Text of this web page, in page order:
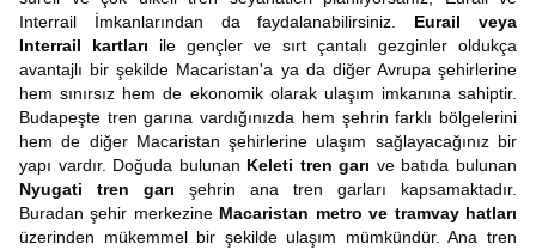
Interrail İmkanlarından da faydalanabilirsiniz. Eurail veya
Interrail kartları ile gençler ve sırt çantalı gezginler oldukça
avantajlı bir şekilde Macaristan'a ya da diğer Avrupa şehirlerine
hem sınırsız hem de ekonomik olarak ulaşım imkanına sahiptir.
Budapeşte tren garına vardığınızda hem şehrin farklı bölgelerini
hem de diğer Macaristan şehirlerine ulaşım sağlayacağınız bir
yapı vardır. Doğuda bulunan Keleti tren garı ve batıda bulunan
Nyugati tren garı şehrin ana tren garları kapsamaktadır.
Buradan şehir merkezine Macaristan metro ve tramvay hatları
üzerinden mükemmel bir şekilde ulaşım mümkündür. Ana tren